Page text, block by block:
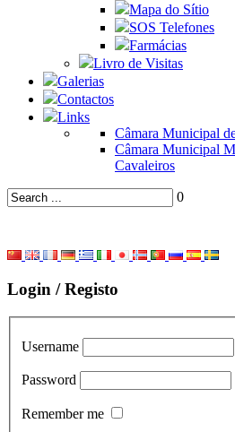
Mapa do Sítio
SOS Telefones
Farmácias
Livro de Visitas
Galerias
Contactos
Links
Câmara Municipal
Câmara Municipal
Cavaleiros
0
Login / Registo
Username
Password
Remember me